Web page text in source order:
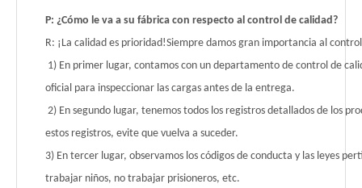
P: ¿Cómo le va a su fábrica con respecto al control de calidad?
R: ¡La calidad es prioridad!Siempre damos gran importancia al
1) En primer lugar, contamos con un departamento de control de
oficial para inspeccionar las cargas antes de la entrega.
2) En segundo lugar, tenemos todos los registros detallados de los
estos registros, evite que vuelva a suceder.
3) En tercer lugar, observamos los códigos de conducta y las leyes
trabajar niños, no trabajar prisioneros, etc.